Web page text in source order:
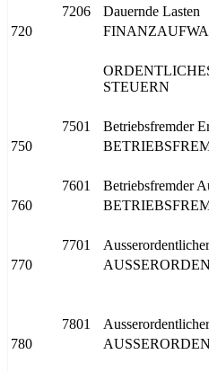
7206
Dauernde Lasten
720
STEUERN
7501 Betriebsfremder
750
7601 Betriebsfremder
760
7701
770
7801
780